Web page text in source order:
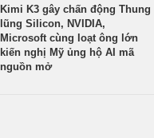
Kimi K3 gây chấn động Thung
lũng Silicon, NVIDIA,
Microsoft cùng loạt ông lớn
kiến nghị Mỹ ủng hộ AI mã
nguồn mở